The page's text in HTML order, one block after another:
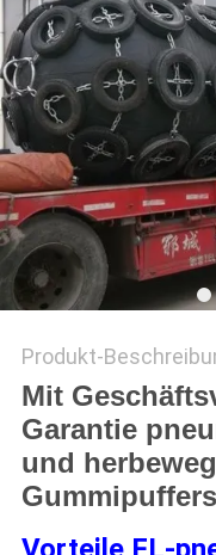
Produkt-
Mit
Garantie
und
Gummipuffers